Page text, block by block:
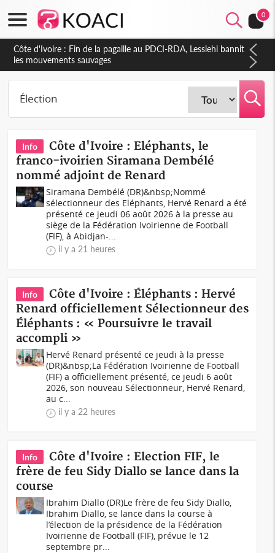
0
Côte d'Ivoire : Fin de la pagaille au PDCI-RDA, Lessiehi bannit
les mouvements sauvages
Info
Côte d'Ivoire : Eléphants, le
franco-ivoirien Siramana Dembélé
nommé adjoint de Renard
Siramana Dembélé (DR)&nbsp;Nommé
sélectionneur des Eléphants, Hervé Renard a été
présenté ce jeudi 06 août 2026 à la presse au
siège de la Fédération Ivoirienne de Football
(FIF), à Abidjan-...
il y a 21 heures
Info
Côte d'Ivoire : Éléphants : Hervé
Renard officiellement Sélectionneur des
Éléphants : « Poursuivre le travail
accompli »
Hervé Renard présenté ce jeudi à la presse
(DR)&nbsp;La Fédération Ivoirienne de Football
(FIF) a officiellement présenté, ce jeudi 6 août
2026, son nouveau Sélectionneur, Hervé Renard,
au c...
il y a 22 heures
Info
Côte d'Ivoire : Election FIF, le
frère de feu Sidy Diallo se lance dans la
course
Ibrahim Diallo (DR)Le frère de feu Sidy Diallo,
Ibrahim Diallo, se lance dans la course à
l’élection de la présidence de la Fédération
Ivoirienne de Football (FIF), prévue le 12
septembre pr...